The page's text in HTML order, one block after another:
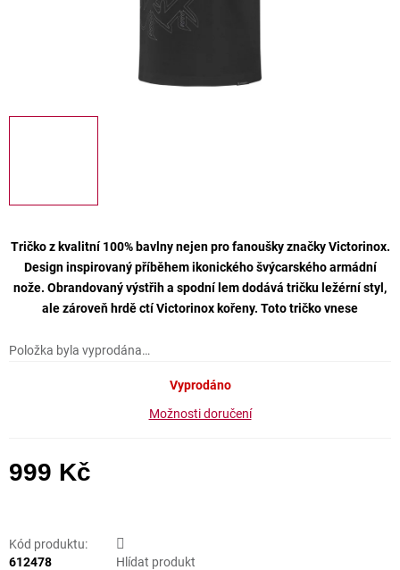
Tričko z kvalitní 100% bavlny nejen pro fanoušky značky Victorinox.
Design inspirovaný příběhem ikonického švýcarského armádní
nože. Obrandovaný výstřih a spodní lem dodává tričku ležérní styl,
ale zároveň hrdě ctí Victorinox kořeny. Toto tričko vnese
Položka byla vyprodána…
Vyprodáno
Možnosti doručení
999 Kč
Kód produktu:
612478
Hlídat produkt